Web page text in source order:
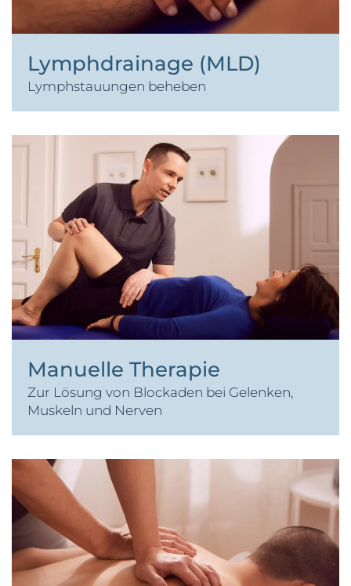
Lymphdrainage (MLD)
Lymphstauungen beheben
Manuelle Therapie
Zur Lösung von Blockaden bei Gelenken,
Muskeln und Nerven